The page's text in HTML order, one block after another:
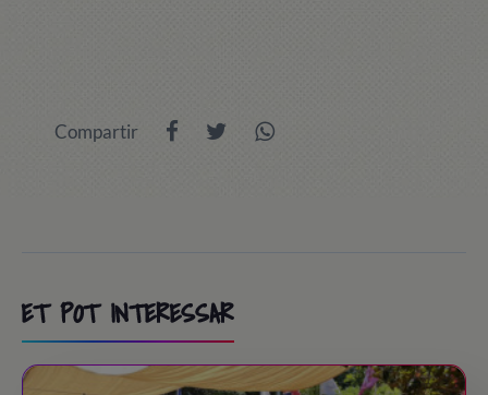
Compartir
ET POT INTERESSAR